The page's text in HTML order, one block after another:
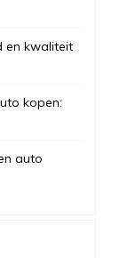
en kwaliteit
kopen:
auto